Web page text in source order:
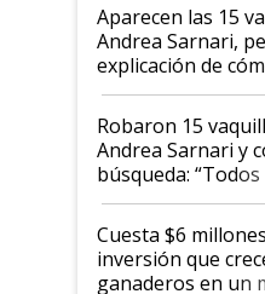
Aparecen las 15
Andrea Sarnari,
explicación de
Robaron 15
Andrea Sarnari y
búsqueda: “Todos
toca a algún
Cuesta $6
inversión que
ganaderos en un